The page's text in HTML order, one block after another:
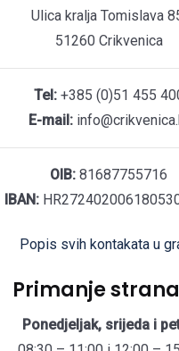
Ulica kralja Tomislava
51260 Crikvenica
Tel:+385 (0)51 455
E-mail:
OIB: 81687755716
IBAN:
Popis svih kontakata u
Primanje
Ponedjeljak, srijeda i